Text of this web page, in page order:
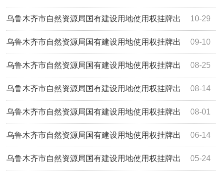
让公告市自然挂告字〔2025〕41号 10-29
乌鲁木齐市自然资源局国有建设用地使用权挂牌出
让公告市自然挂告字〔2025〕38号 09-10
乌鲁木齐市自然资源局国有建设用地使用权挂牌出
让公告市自然挂告字〔2025〕31号 08-25
乌鲁木齐市自然资源局国有建设用地使用权挂牌出
让公告市自然挂告字【2025】29号 08-14
乌鲁木齐市自然资源局国有建设用地使用权挂牌出
让公告市自然挂告字【2025】28号 08-01
乌鲁木齐市自然资源局国有建设用地使用权挂牌出
让公告市自然挂告字【2025】27号 06-14
乌鲁木齐市自然资源局国有建设用地使用权挂牌出
让公告 市自然挂告字【2025】19号 05-24
乌鲁木齐市自然资源局国有建设用地使用权挂牌出